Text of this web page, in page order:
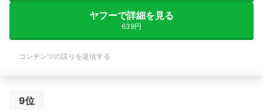
ヤフーで詳細を見る
639円
コンテンツの誤りを送信する
9位